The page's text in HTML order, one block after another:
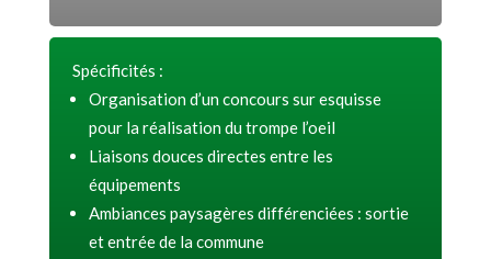
Spécificités :
Organisation d’un concours sur esquisse
pour la réalisation du trompe l’oeil
Liaisons douces directes entre les
équipements
Ambiances paysagères différenciées : sortie
et entrée de la commune